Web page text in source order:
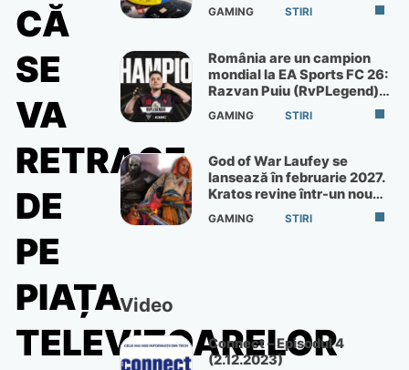
CĂ
SE
VA
RETRAGE
DE
PE
PIAȚA
TELEVIZOARELOR
ciuda protestelor
GAMING STIRI
România are un campion
mondial la EA Sports FC 26:
Razvan Puiu (RvPLegend)
câștigă turneul de la Paris
GAMING STIRI
God of War Laufey se
lansează în februarie 2027.
Kratos revine într-un nou
God of War
GAMING STIRI
Video
Connect – Episodul 4
(2.12.2023)